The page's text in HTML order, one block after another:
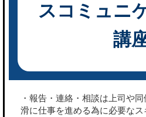
スコミュニ
講
・報告・連絡・相談は上司や
滑に仕事を進める為に必要な